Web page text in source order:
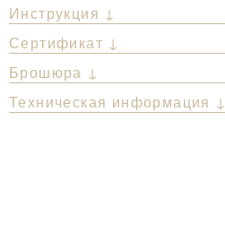
Инструкция ↓
Сертификат ↓
Брошюра ↓
Техническая информация ↓